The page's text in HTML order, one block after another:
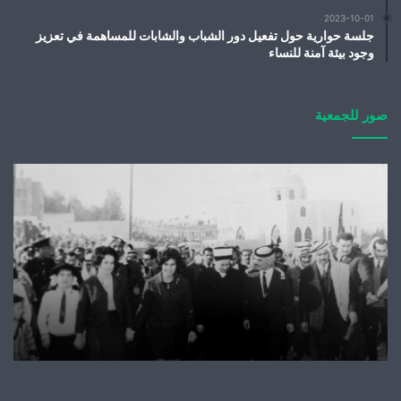
2023-10-01
جلسة حوارية حول تفعيل دور الشباب والشابات للمساهمة في تعزيز
وجود بيئة آمنة للنساء
صور للجمعية